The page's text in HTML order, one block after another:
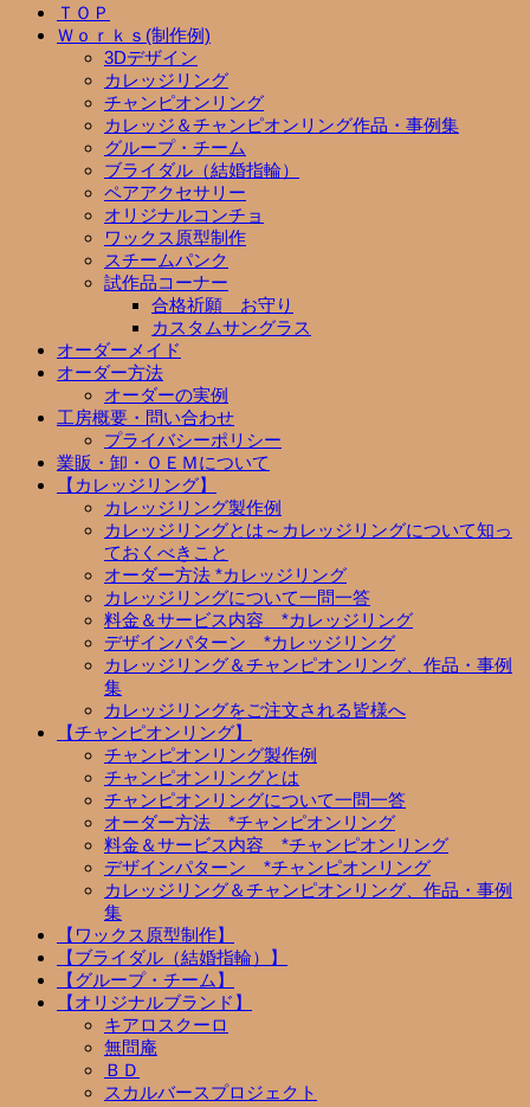
ＴＯＰ
Ｗｏｒｋｓ(制作例)
3Dデザイン
カレッジリング
チャンピオンリング
カレッジ＆チャンピオンリング作品・事例集
グループ・チーム
ブライダル（結婚指輪）
ペアアクセサリー
オリジナルコンチョ
ワックス原型制作
スチームパンク
試作品コーナー
合格祈願 お守り
カスタムサングラス
オーダーメイド
オーダー方法
オーダーの実例
工房概要・問い合わせ
プライバシーポリシー
業販・卸・ＯＥＭについて
【カレッジリング】
カレッジリング製作例
カレッジリングとは～カレッジリングについて知っ
ておくべきこと
オーダー方法 *カレッジリング
カレッジリングについて一問一答
料金＆サービス内容 *カレッジリング
デザインパターン *カレッジリング
カレッジリング＆チャンピオンリング、作品・事例
集
カレッジリングをご注文される皆様へ
【チャンピオンリング】
チャンピオンリング製作例
チャンピオンリングとは
チャンピオンリングについて一問一答
オーダー方法 *チャンピオンリング
料金＆サービス内容 *チャンピオンリング
デザインパターン *チャンピオンリング
カレッジリング＆チャンピオンリング、作品・事例
集
【ワックス原型制作】
【ブライダル（結婚指輪）】
【グループ・チーム】
【オリジナルブランド】
キアロスクーロ
無問庵
ＢＤ
スカルバースプロジェクト